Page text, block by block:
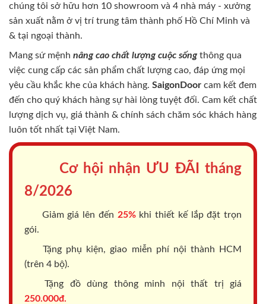
chúng tôi sở hữu hơn 10 showroom và 4 nhà máy - xưởng
sản xuất nằm ở vị trí trung tâm thành phố Hồ Chí Minh và
& tại ngoại thành.
Mang sứ mệnh nâng cao chất lượng cuộc sốngthông qua
việc cung cấp các sản phẩm chất lượng cao, đáp ứng mọi
yêu cầu khắc khe của khách hàng. SaigonDoor cam kết đem
đến cho quý khách hàng sự hài lòng tuyệt đối. Cam kết chất
lượng dịch vụ, giá thành & chính sách chăm sóc khách hàng
luôn tốt nhất tại Việt Nam.
Cơ hội nhận ƯU ĐÃI tháng
8/2026
Giảm giá lên đến 25%khi thiết kế lắp đặt trọn
gói.
Tặng phụ kiện, giao miễn phí nội thành HCM
(trên 4 bộ).
Tặng đồ dùng thông minh nội thất trị giá
250.000đ.